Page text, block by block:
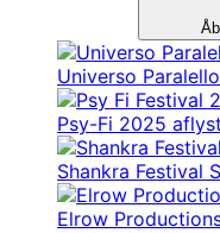
Universo
Psy-Fi 2025
Shankra Festival
Elrow